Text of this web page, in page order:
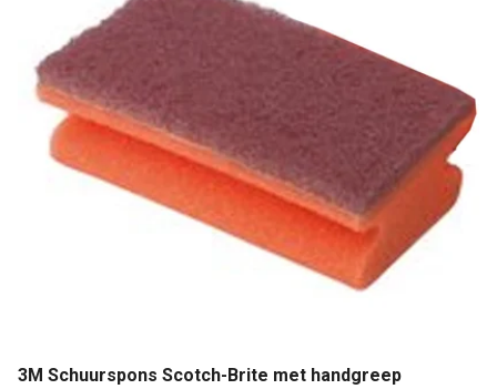
3M Schuurspons Scotch-Brite met handgreep